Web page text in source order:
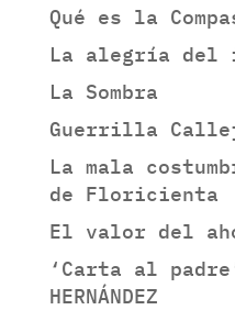
Qué es la
La alegría del
La Sombra
Guerrilla
La mala
de Floricienta
El valor del
‘Carta al padre’
HERNÁNDEZ